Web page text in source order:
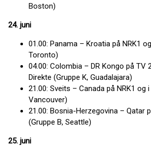
Boston)
24. juni
01.00: Panama – Kroatia på NRK1
Toronto)
04.00: Colombia – DR Kongo på TV
Direkte (Gruppe K, Guadalajara)
21.00: Sveits – Canada på NRK1 og
Vancouver)
21.00: Bosnia-Herzegovina – Qatar
(Gruppe B, Seattle)
25. juni